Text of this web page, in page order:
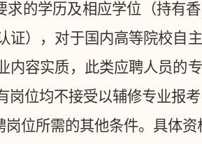
求的学历及相应学位（持有
证），对于国内高等院校自
内容实质，此类应聘人员的
岗位均不接受以辅修专业报考
岗位所需的其他条件。具体资